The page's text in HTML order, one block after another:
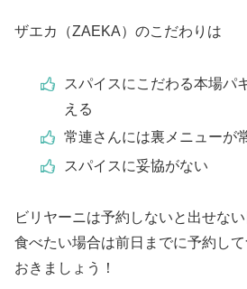
ザエカ（ZAEKA）のこだわりは
スパイスにこだわる本場パ
える
常連さんには裏メニューが
スパイスに妥協がない
ビリヤーニは予約しないと出せな
食べたい場合は前日までに予約し
おきましょう！